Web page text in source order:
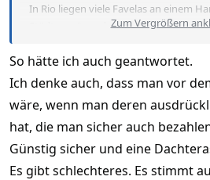
In Rio liegen viele Favelas an einem
Städten wären das Gegenden mit
Zum Vergrößern
So hätte ich auch geantwortet.
Ich denke auch, dass man vor
wäre, wenn man deren
hat, die man sicher auch
Günstig sicher und eine
Es gibt schlechteres. Es stimmt